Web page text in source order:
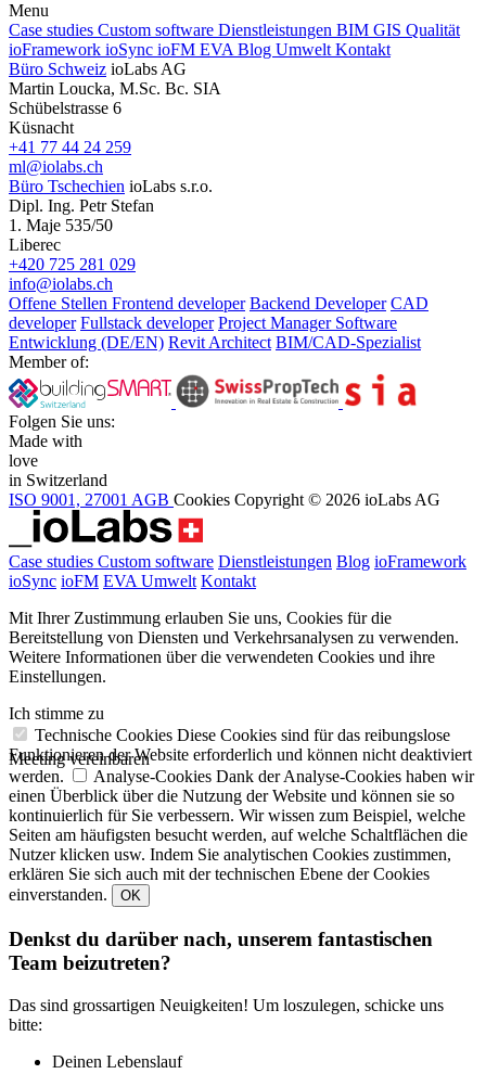
Meeting vereinbaren
Menu
Case studies Custom software Dienstleistungen BIM GIS Qualität
ioFramework ioSync ioFM EVA Blog Umwelt Kontakt
Büro Schweiz ioLabs AG
Martin Loucka, M.Sc. Bc. SIA
Schübelstrasse 6
Küsnacht
+41 77 44 24 259
ml@iolabs.ch
Büro Tschechien ioLabs s.r.o.
Dipl. Ing. Petr Stefan
1. Maje 535/50
Liberec
+420 725 281 029
info@iolabs.ch
Offene Stellen Frontend developer Backend Developer CAD
developer Fullstack developer Project Manager Software
Entwicklung (DE/EN) Revit Architect BIM/CAD-Spezialist
Member of:
Folgen Sie uns:
Made with
love
in Switzerland
ISO 9001, 27001 AGB Cookies Copyright © 2026 ioLabs AG
Case studies Custom software Dienstleistungen Blog ioFramework
ioSync ioFM EVAUmwelt Kontakt
Mit Ihrer Zustimmung erlauben Sie uns, Cookies für die
Bereitstellung von Diensten und Verkehrsanalysen zu verwenden.
Weitere Informationen über die verwendeten Cookies und ihre
Einstellungen.
Ich stimme zu
Technische Cookies Diese Cookies sind für das reibungslose
Funktionieren der Website erforderlich und können nicht deaktiviert
werden.
Analyse-Cookies Dank der Analyse-Cookies haben wir
einen Überblick über die Nutzung der Website und können sie so
kontinuierlich für Sie verbessern. Wir wissen zum Beispiel, welche
Seiten am häufigsten besucht werden, auf welche Schaltflächen die
Nutzer klicken usw. Indem Sie analytischen Cookies zustimmen,
erklären Sie sich auch mit der technischen Ebene der Cookies
einverstanden.
OK
Denkst du darüber nach, unserem fantastischen
Team beizutreten?
Das sind grossartigen Neuigkeiten! Um loszulegen, schicke uns
bitte:
Deinen Lebenslauf